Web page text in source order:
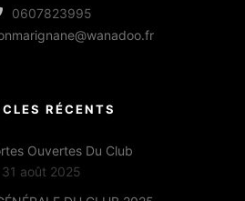
0607823995
RÉCENTS
Ouvertes Du Club
31 août 2025